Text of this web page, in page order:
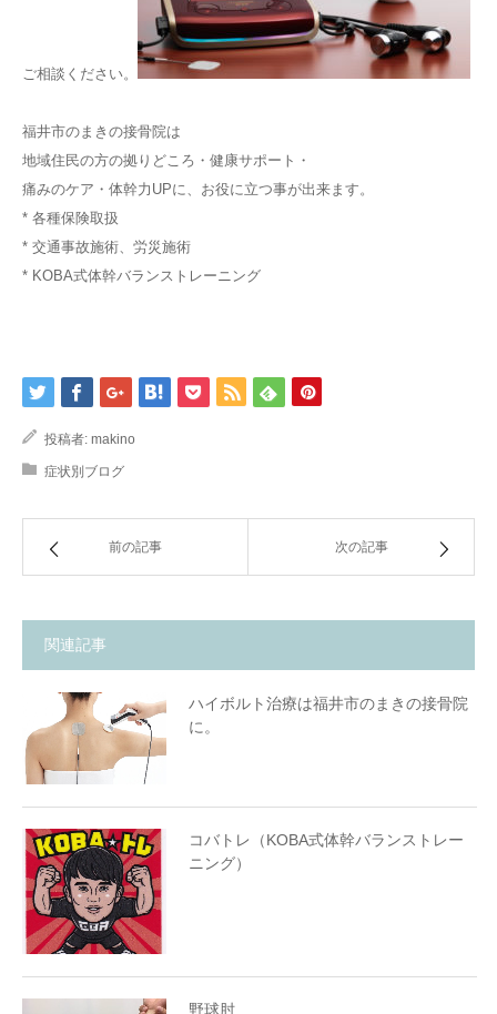
ご相談ください。
福井市のまきの接骨院は
地域住民の方の拠りどころ・健康サポート・
痛みのケア・体幹力UPに、お役に立つ事が出来ます。
* 各種保険取扱
* 交通事故施術、労災施術
* KOBA式体幹バランストレーニング
投稿者: makino
症状別ブログ
前の記事 次の記事
関連記事
ハイボルト治療は福井市のまきの接骨院
に。
コバトレ（KOBA式体幹バランストレー
ニング）
野球肘